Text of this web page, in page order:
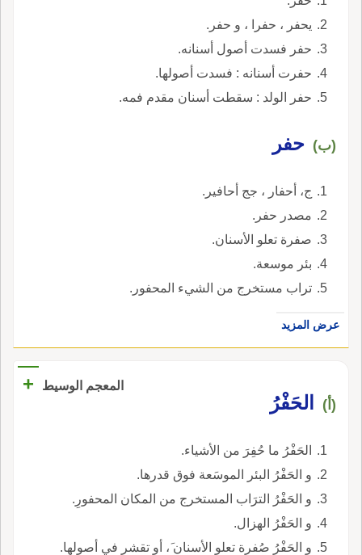
يحفر ، حفرا ، و حفر.
حفر فسدت أصول أسنانه.
حفرت أسنانه : فسدت أصولها.
حفر الولد : سقطت أسنان مقدم فمه.
(ب) حفر
ج، أحفار ، جج أحافير.
مصدر حفر.
صفرة تعلو الأسنان.
بئر موسعة.
تراب مستخرج من الشيء المحفور.
عرض المزيد
المعجم الوسيط +
(أ) الحَفْرُ
الحَفْرُ ما حُفِرَ من الأشياء.
و الحَفْرُ البئر الموسَعة فوق قدرها.
و الحَفْرُ الترَاب المستخرج من المكان المحفورِ.
و الحَفْرُ الهزال.
و الحَفْرُ صُفرة تعلو الأسنان َ، أو تقشر في أصولها.